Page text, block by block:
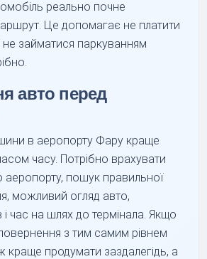
реально почне
Це допомагає не платити
не займатися паркуванням
авто перед
в аеропорту Фару краще
часу. Потрібно врахувати
аеропорту, пошук правильної
можливий огляд авто,
і час на шлях до термінала. Якщо
з тим самим рівнем
краще продумати заздалегідь, а